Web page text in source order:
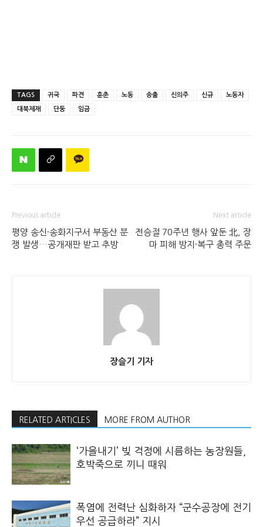
TAGS 귀국 파견 훈춘 노동 송출 신의주 신규 노동자
대북제재 단둥 임금
Previous article
평양 송신·송화지구서 부동산 분
쟁 발생…공개재판 받고 추방
Next article
전승절 70주년 행사 앞둔 北, 장
마 피해 방지·복구 총력 주문
장슬기 기자
RELATED ARTICLES MORE FROM AUTHOR
‘가을내기’ 빚 걱정에 시름하는 농장원들,
호박죽으로 끼니 때워
폭염에 전력난 심화하자 “군수공장에 전기
우선 공급하라” 지시